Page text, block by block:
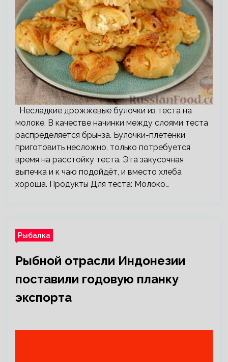
Несладкие дрожжевые булочки из теста на
молоке. В качестве начинки между слоями теста
распределяется брынза. Булочки-плетёнки
приготовить несложно, только потребуется
время на расстойку теста. Эта закусочная
выпечка и к чаю подойдёт, и вместо хлеба
хороша. Продукты Для теста: Молоко…
Рыбалка
Рыбной отрасли Индонезии
поставили годовую планку
экспорта